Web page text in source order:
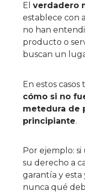
El verdadero
establece con
no han
producto o
buscan un
En estos
cómo si no
metedura de
principiante.
Por ejemplo:
su derecho a
garantía y esta
nunca qué